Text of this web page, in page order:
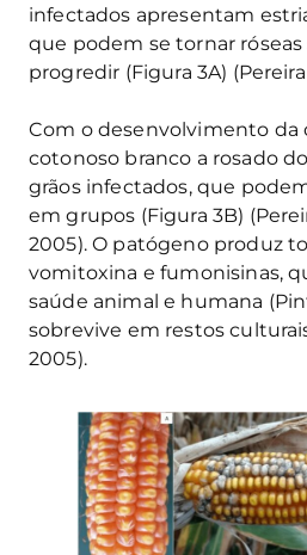
infectados apresentam
que podem se tornar róseas
progredir (Figura 3A)
Com o desenvolvimento da
cotonoso branco a rosado
grãos infectados, que
em grupos (Figura 3B)
2005). O patógeno produz
vomitoxina e fumonisinas,
saúde animal e humana
sobrevive em restos
2005).